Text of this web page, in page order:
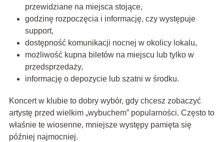
przewidziane na miejsca stojące,
godzinę rozpoczęcia i informację, czy występuje
support,
dostępność komunikacji nocnej w okolicy lokalu,
możliwość kupna biletów na miejscu lub tylko w
przedsprzedaży,
informację o depozycie lub szatni w środku.
Koncert w klubie to dobry wybór, gdy chcesz zobaczyć
artystę przed wielkim „wybuchem” popularności. Często to
właśnie te wiosenne, mniejsze występy pamięta się
później najmocniej.